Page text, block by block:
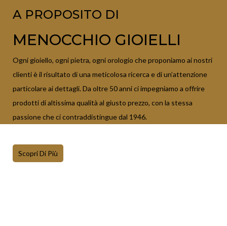
A PROPOSITO DI
MENOCCHIO GIOIELLI
Ogni gioiello, ogni pietra, ogni orologio che proponiamo ai nostri
clienti è il risultato di una meticolosa ricerca e di un’attenzione
particolare ai dettagli. Da oltre 50 anni ci impegniamo a offrire
prodotti di altissima qualità al giusto prezzo, con la stessa
passione che ci contraddistingue dal 1946.
Scopri Di Più